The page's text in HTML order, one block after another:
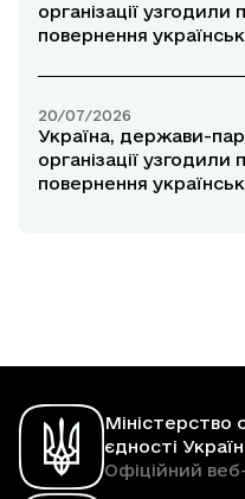
організації узгодили
повернення
20/07/2026
Україна, держави-
організації узгодили
повернення
Міністерство
єдності
Офіційний